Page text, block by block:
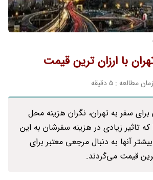
با ارزان ترین قیمت
زمان مطالعه : 5 دقیقه
برای سفر به تهران، نگران هزینه محل
تاثیر زیادی در هزینه سفرشان به این
آنها به دنبال مرجعی معتبر برای
قیمت می‌گردند.